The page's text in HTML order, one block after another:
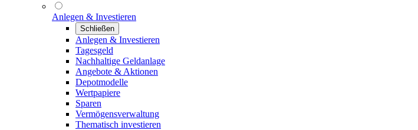
Anlegen & Investieren
Schließen
Anlegen & Investieren
Tagesgeld
Nachhaltige Geldanlage
Angebote & Aktionen
Depotmodelle
Wertpapiere
Sparen
Vermögensverwaltung
Thematisch investieren